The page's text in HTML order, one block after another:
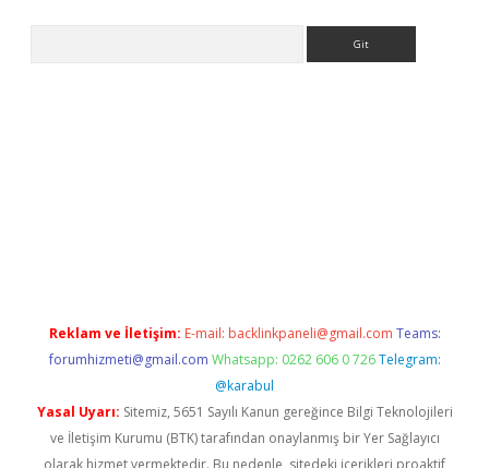
Reklam ve İletişim: E-mail: backlinkpaneli@gmail.com Teams:
forumhizmeti@gmail.com Whatsapp: 0262 606 0 726 Telegram:
@karabul
Yasal Uyarı: Sitemiz, 5651 Sayılı Kanun gereğince Bilgi Teknolojileri
ve İletişim Kurumu (BTK) tarafından onaylanmış bir Yer Sağlayıcı
olarak hizmet vermektedir. Bu nedenle, sitedeki içerikleri proaktif